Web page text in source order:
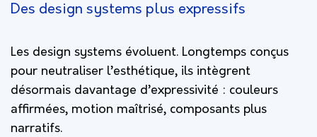
Des design systems plus expressifs
Les design systems évoluent. Longtemps conçus
pour neutraliser l’esthétique, ils intègrent
désormais davantage d’expressivité : couleurs
affirmées, motion maîtrisé, composants plus
narratifs.